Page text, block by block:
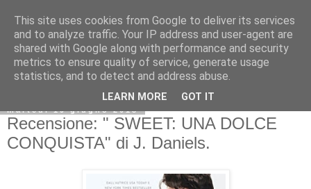
martedì 19 giugno 2018
Recensione: " SWEET: UNA DOLCE
CONQUISTA" di J. Daniels.
This site uses cookies from Google to deliver its services
and to analyze traffic. Your IP address and user-agent are
shared with Google along with performance and security
metrics to ensure quality of service, generate usage
statistics, and to detect and address abuse.
LEARN MORE GOT IT